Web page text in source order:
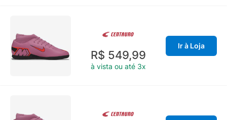
R$ 549,99
à vista ou até 3x
Ir à Loja